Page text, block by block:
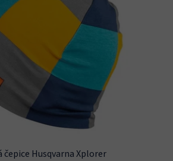
čepice Husqvarna Xplorer